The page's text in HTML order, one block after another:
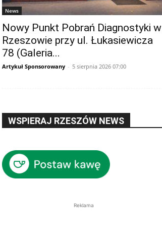
News
Nowy Punkt Pobrań Diagnostyki w
Rzeszowie przy ul. Łukasiewicza
78 (Galeria...
Artykuł Sponsorowany - 5 sierpnia 2026 07:00
WSPIERAJ RZESZÓW NEWS
Reklama